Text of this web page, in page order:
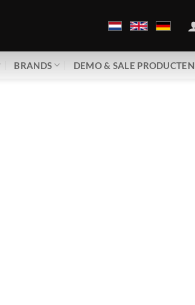
BRANDS DEMO & SALE PRODUCTEN